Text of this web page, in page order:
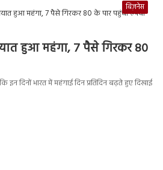
बिज़नेस
हुआ महंगा, 7 पैसे गिरकर 80
दिनों भारत में महंगाई दिन प्रतिदिन बढ़ते हुए दिखाई